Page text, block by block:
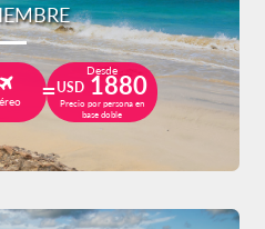
Desde
USD1880
Precio por persona en
base doble